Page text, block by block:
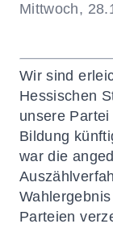
Mittwoch,
Wir sind
Hessischen
unsere
Bildung
war die
Parteien